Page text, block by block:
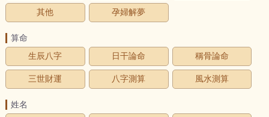
其他 孕婦解夢
算命
生辰八字
日干論命 稱骨論命
三世財運 八字測算 風水測算
姓名